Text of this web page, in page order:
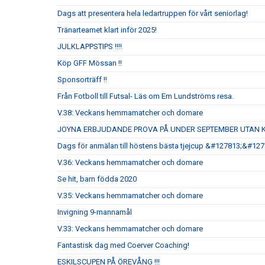
Dags att presentera hela ledartruppen för vårt seniorlag!
Tränarteamet klart inför 2025!
JULKLAPPSTIPS !!!!
Köp GFF Mössan !!
Sponsorträff !!
Från Fotboll till Futsal- Läs om Em Lundströms resa.
V.38: Veckans hemmamatcher och domare
JOYNA ERBJUDANDE PROVA PÅ UNDER SEPTEMBER UTAN
Dags för anmälan till höstens bästa tjejcup
V.36: Veckans hemmamatcher och domare
Se hit, barn födda 2020
V.35: Veckans hemmamatcher och domare
Invigning 9-mannamål
V.33: Veckans hemmamatcher och domare
Fantastisk dag med Coerver Coaching!
ESKILSCUPEN PÅ ÖREVÅNG !!!